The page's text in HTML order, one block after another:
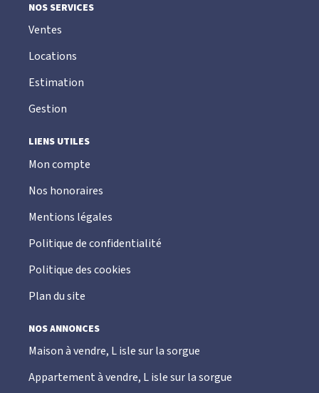
NOS SERVICES
Ventes
Locations
Estimation
Gestion
LIENS UTILES
Mon compte
Nos honoraires
Mentions légales
Politique de confidentialité
Politique des cookies
Plan du site
NOS ANNONCES
Maison à vendre, L isle sur la sorgue
Appartement à vendre, L isle sur la sorgue